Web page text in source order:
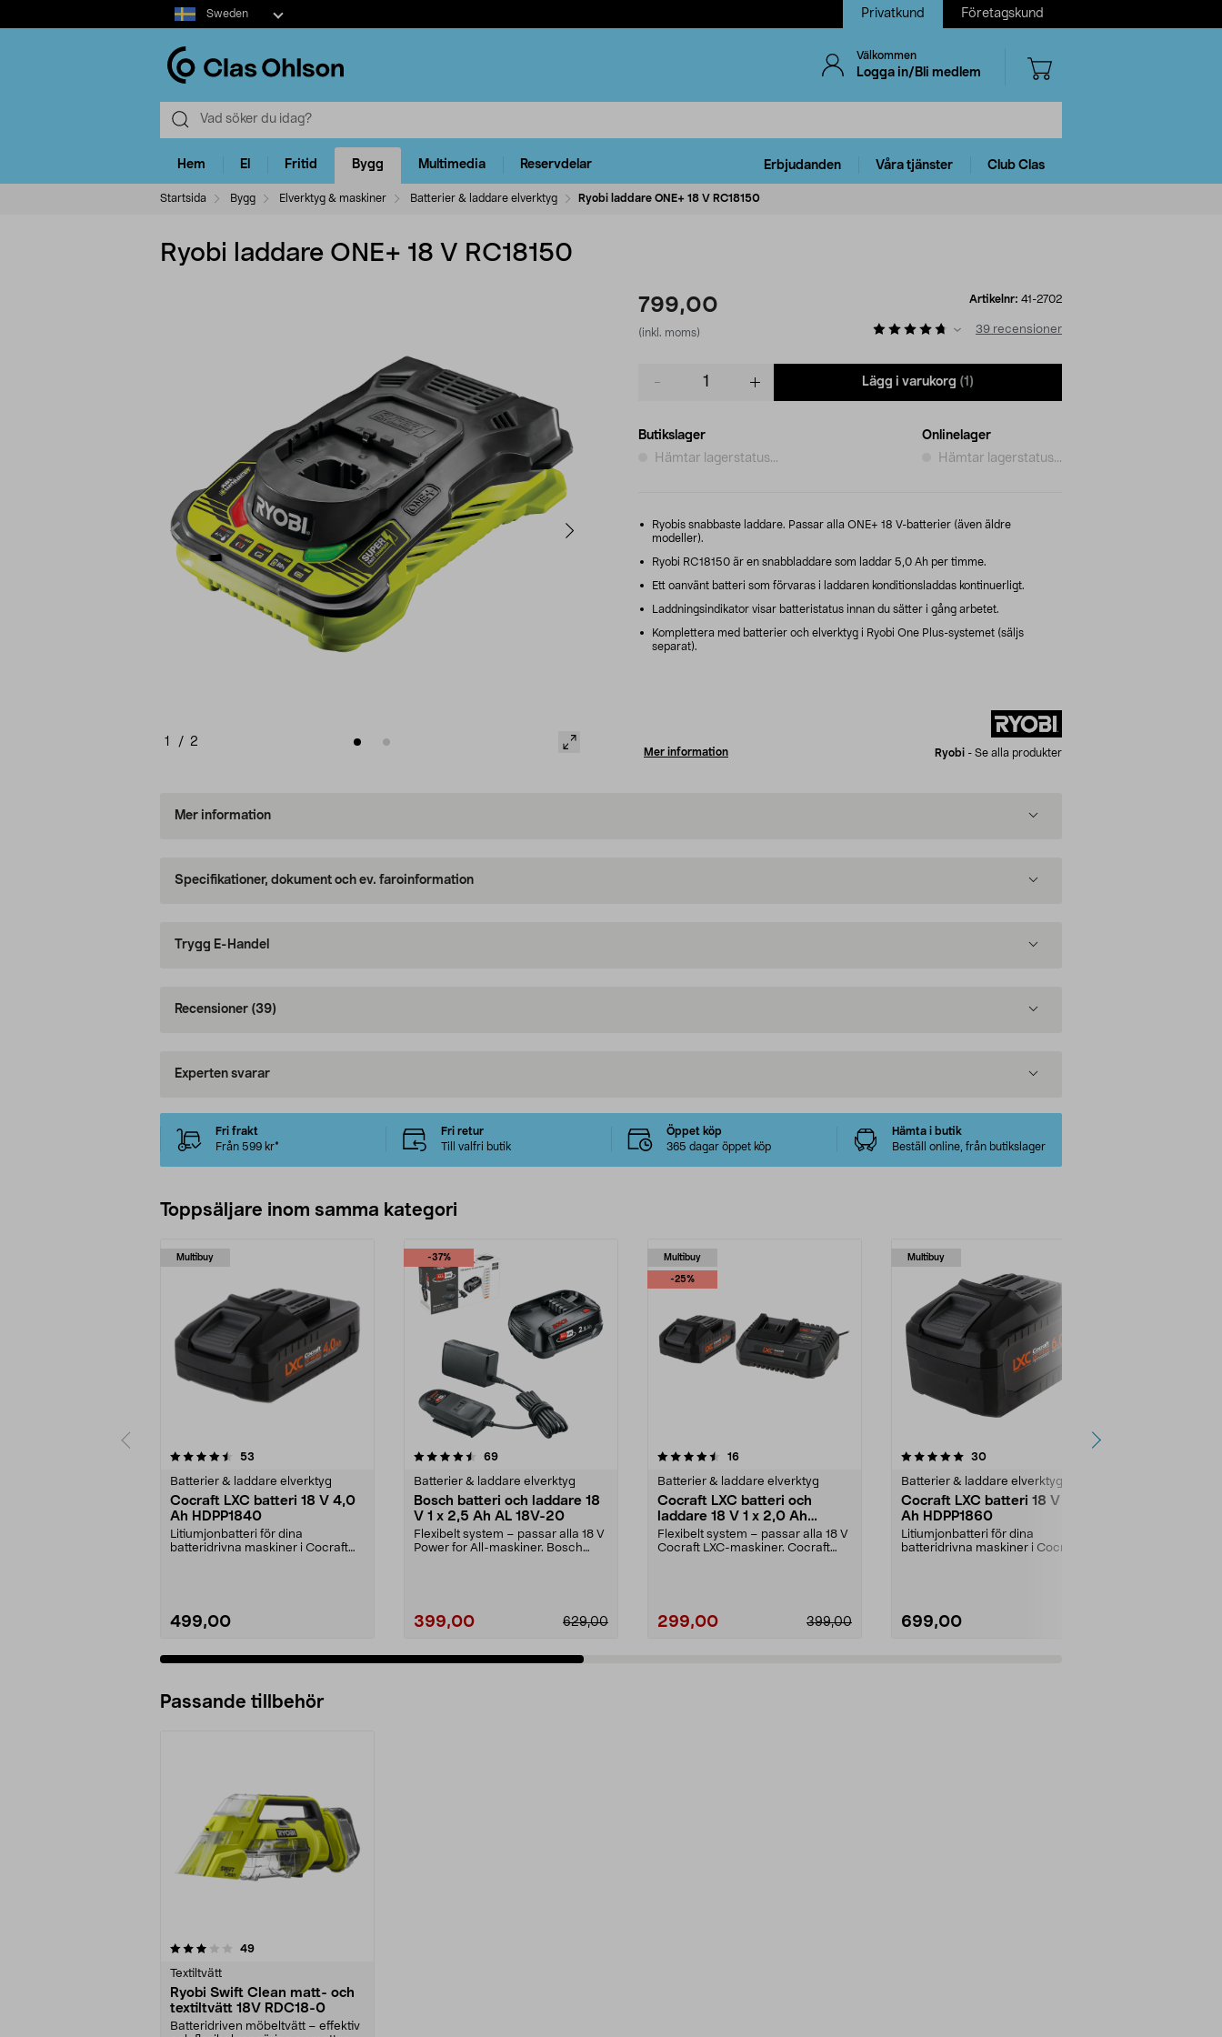
Select
market
Sweden Privatkund Företagskund
Välkommen
Logga in/Bli medlem
Hem El Fritid Bygg Multimedia Reservdelar Erbjudanden Våra tjänster Club Clas
Startsida Bygg Elverktyg & maskiner Batterier & laddare elverktyg Ryobi laddare ONE+ 18 V RC18150
Ryobi laddare ONE+ 18 V RC18150
1 / 2
799,00
(inkl. moms)
Artikelnr: 41-2702
39 recensioner
Lägg i varukorg (1)
Butikslager
Hämtar lagerstatus...
Onlinelager
Hämtar lagerstatus...
Ryobis snabbaste laddare. Passar alla ONE+ 18 V-batterier (även äldre
modeller).
Ryobi RC18150 är en snabbladdare som laddar 5,0 Ah per timme.
Ett oanvänt batteri som förvaras i laddaren konditionsladdas kontinuerligt.
Laddningsindikator visar batteristatus innan du sätter i gång arbetet.
Komplettera med batterier och elverktyg i Ryobi One Plus-systemet (säljs
separat).
Mer information Ryobi - Se alla produkter
Mer information
Specifikationer, dokument och ev. faroinformation
Trygg E-Handel
Recensioner (39)
Experten svarar
Fri frakt
Från 599 kr*
Fri retur
Till valfri butik
Öppet köp
365 dagar öppet köp
Hämta i butik
Beställ online, från butikslager
Toppsäljare inom samma kategori
Multibuy
53
Batterier & laddare elverktyg
Cocraft LXC batteri 18 V 4,0
Ah HDPP1840
Litiumjonbatteri för dina
batteridrivna maskiner i Cocraft
499,00
-37%
4.5 av 5 stjärnor 69recensioner
Batterier & laddare elverktyg
Bosch batteri och laddare 18
V 1 x 2,5 Ah AL 18V-20
Flexibelt system – passar alla 18 V
Power for All-maskiner. Bosch
399,00 629,00
Multibuy
-25%
4.5 av 5 stjärnor 16recensioner
Batterier & laddare elverktyg
Cocraft LXC batteri och
laddare 18 V 1 x 2,0 Ah
CBS42
Flexibelt system – passar alla 18 V
Cocraft LXC-maskiner. Cocraft
299,00 399,00
Multibuy
5.0 av 5 stjärnor 30recensioner
Batterier & laddare elverktyg
Cocraft LXC batteri 18 V 6,0
Ah HDPP1860
Litiumjonbatteri för dina
batteridrivna maskiner i Cocraft
699,00
4.5 av 5 stjärnor
Passande tillbehör
49recensioner
Textiltvätt
Ryobi Swift Clean matt- och
textiltvätt 18V RDC18-0
Batteridriven möbeltvätt – effektiv